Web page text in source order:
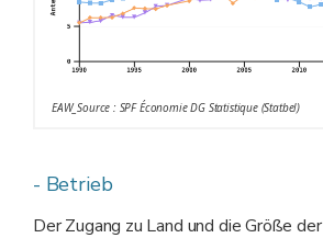
EAW_Source : SPF Économie DG Statistique (Statbel)
- Betrieb
Der Zugang zu Land und die Größe der